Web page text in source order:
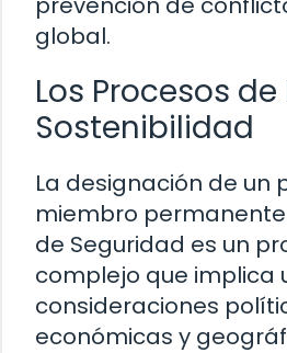
global.
Los Procesos
Sostenibilidad
La designación de un
miembro
de Seguridad es un
complejo que implica
consideraciones
económicas y